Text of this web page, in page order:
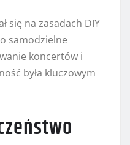
się na zasadach DIY
samodzielne
koncertów i
była kluczowym